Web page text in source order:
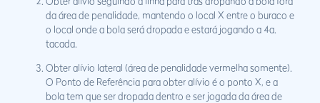
da área de penalidade, mantendo o local X entre o buraco e
o local onde a bola será dropada e estará jogando a 4a.
tacada.
Obter alívio lateral (área de penalidade vermelha somente).
O Ponto de Referência para obter alívio é o ponto X, e a
bola tem que ser dropada dentro e ser jogada da área de